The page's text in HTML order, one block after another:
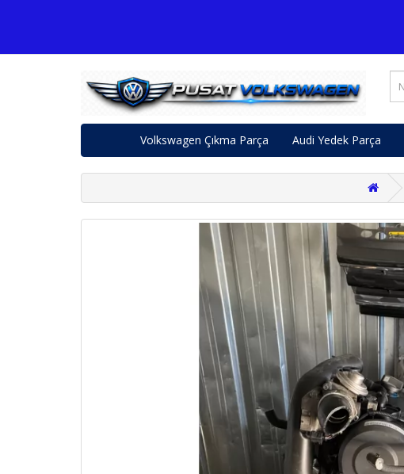
Volkswagen Çıkma Parça Audi Yedek Parça